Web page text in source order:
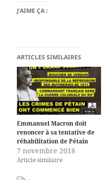
J’AIME ÇA :
ARTICLES SIMILAIRES
Emmanuel Macron doit
renoncer à sa tentative de
réhabilitation de Pétain
7 novembre 2018
Article similaire